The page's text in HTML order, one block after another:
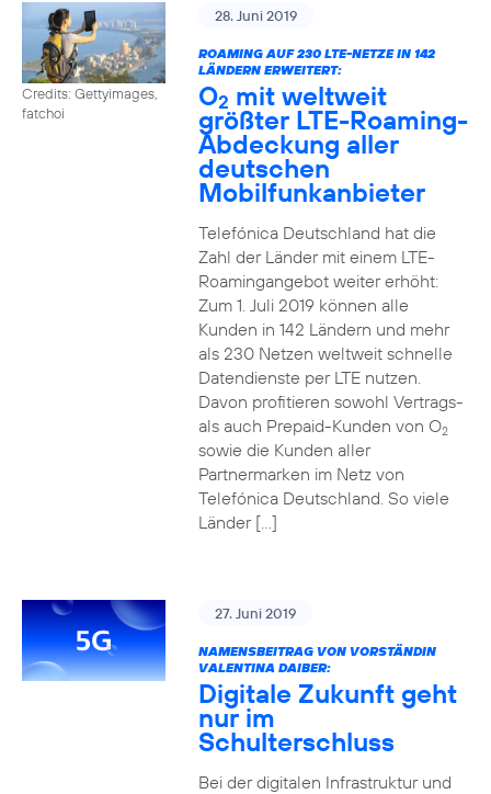
Credits: Gettyimages,
fatchoi
28. Juni 2019
ROAMING AUF 230 LTE-NETZE IN 142
LÄNDERN ERWEITERT:
O2 mit weltweit
größter LTE-Roaming-
Abdeckung aller
deutschen
Mobilfunkanbieter
Telefónica Deutschland hat die
Zahl der Länder mit einem LTE-
Roamingangebot weiter erhöht:
Zum 1. Juli 2019 können alle
Kunden in 142 Ländern und mehr
als 230 Netzen weltweit schnelle
Datendienste per LTE nutzen.
Davon profitieren sowohl Vertrags-
als auch Prepaid-Kunden von O2
sowie die Kunden aller
Partnermarken im Netz von
Telefónica Deutschland. So viele
Länder […]
27. Juni 2019
NAMENSBEITRAG VON VORSTÄNDIN
VALENTINA DAIBER:
Digitale Zukunft geht
nur im
Schulterschluss
Bei der digitalen Infrastruktur und